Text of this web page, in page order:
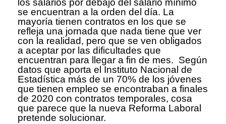
los salarios por debajo del salario mínimo
se encuentran a la orden del día. La
mayoría tienen contratos en los que se
refleja una jornada que nada tiene que ver
con la realidad, pero que se ven obligados
a aceptar por las dificultades que
encuentran para llegar a fin de mes. Según
datos que aporta el Instituto Nacional de
Estadística más de un 70% de los jóvenes
que tienen empleo se encontraban a finales
de 2020 con contratos temporales, cosa
que parece que la nueva Reforma Laboral
pretende solucionar.